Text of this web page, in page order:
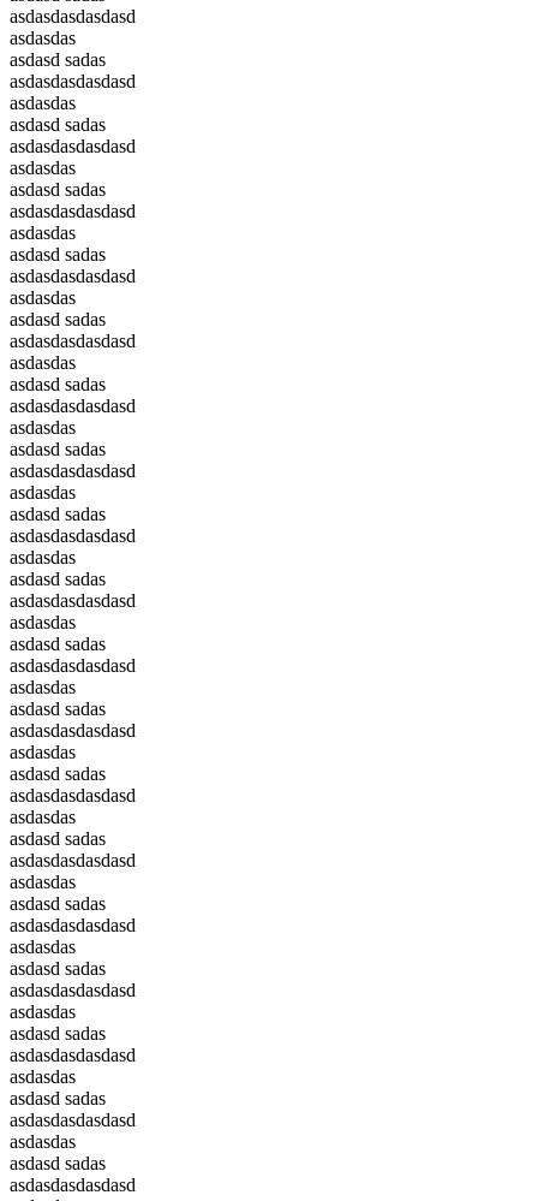
asdasdasdasdasd
asdasdas
asdasd sadas
asdasdasdasdasd
asdasdas
asdasd sadas
asdasdasdasdasd
asdasdas
asdasd sadas
asdasdasdasdasd
asdasdas
asdasd sadas
asdasdasdasdasd
asdasdas
asdasd sadas
asdasdasdasdasd
asdasdas
asdasd sadas
asdasdasdasdasd
asdasdas
asdasd sadas
asdasdasdasdasd
asdasdas
asdasd sadas
asdasdasdasdasd
asdasdas
asdasd sadas
asdasdasdasdasd
asdasdas
asdasd sadas
asdasdasdasdasd
asdasdas
asdasd sadas
asdasdasdasdasd
asdasdas
asdasd sadas
asdasdasdasdasd
asdasdas
asdasd sadas
asdasdasdasdasd
asdasdas
asdasd sadas
asdasdasdasdasd
asdasdas
asdasd sadas
asdasdasdasdasd
asdasdas
asdasd sadas
asdasdasdasdasd
asdasdas
asdasd sadas
asdasdasdasdasd
asdasdas
asdasd sadas
asdasdasdasdasd